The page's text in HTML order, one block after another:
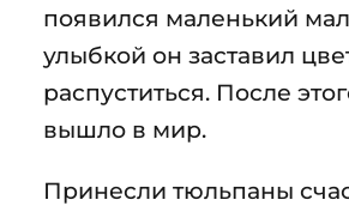
появился маленький
улыбкой он заставил
распуститься. После
вышло в мир.
Принесли тюльпаны